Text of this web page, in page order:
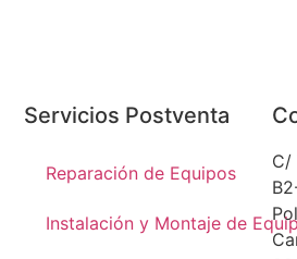
Servicios Postventa
Reparación de Equipos
Instalación y Montaje de
C/